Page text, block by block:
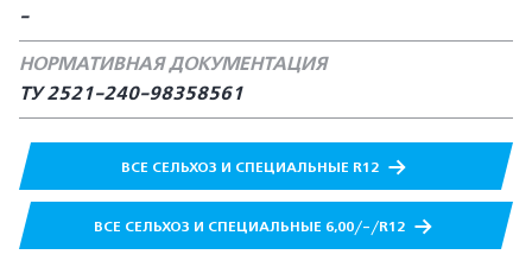
-
НОРМАТИВНАЯ ДОКУМЕНТАЦИЯ
ТУ 2521-240-98358561
ВСЕ СЕЛЬХОЗ И СПЕЦИАЛЬНЫЕ R12
ВСЕ СЕЛЬХОЗ И СПЕЦИАЛЬНЫЕ 6,00/-/R12